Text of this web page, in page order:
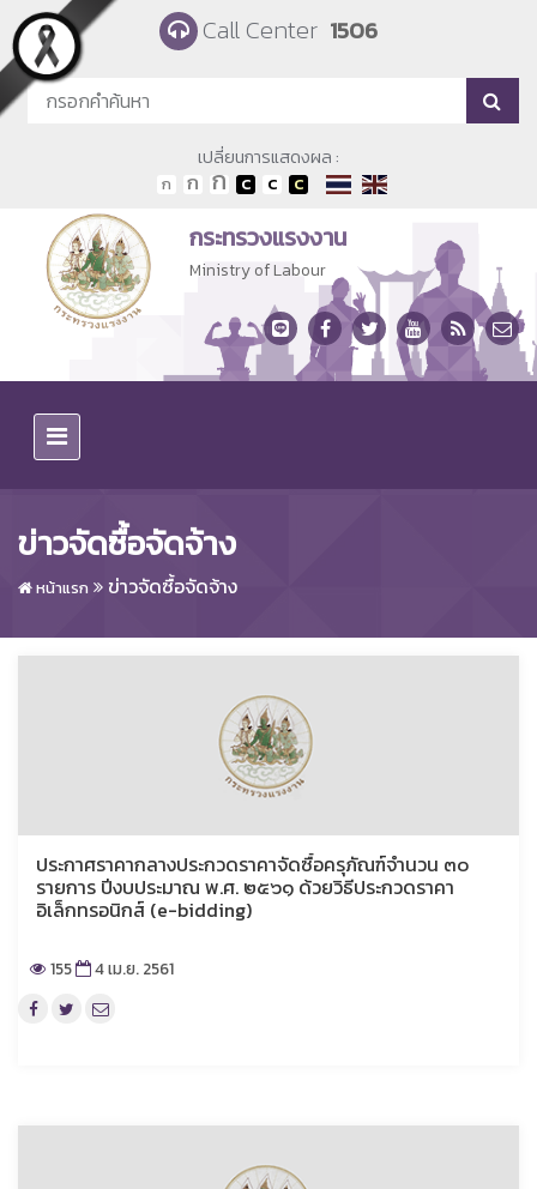
Skip to main content Call Center 1506
เปลี่ยนการแสดงผล :
กระทรวงแรงงาน
Ministry of Labour
ข่าวจัดซื้อจัดจ้าง
หน้าแรก ข่าวจัดซื้อจัดจ้าง
ประกาศราคากลางประกวดราคาจัดซื้อครุภัณฑ์จำนวน ๓๐
รายการ ปีงบประมาณ พ.ศ. ๒๕๖๑ ด้วยวิธีประกวดราคา
อิเล็กทรอนิกส์ (e-bidding)
155 4 เม.ย. 2561